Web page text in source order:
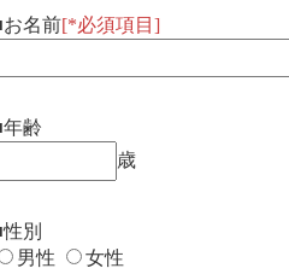
お名前[*必須項目]
年齢
歳
性別
男性
女性